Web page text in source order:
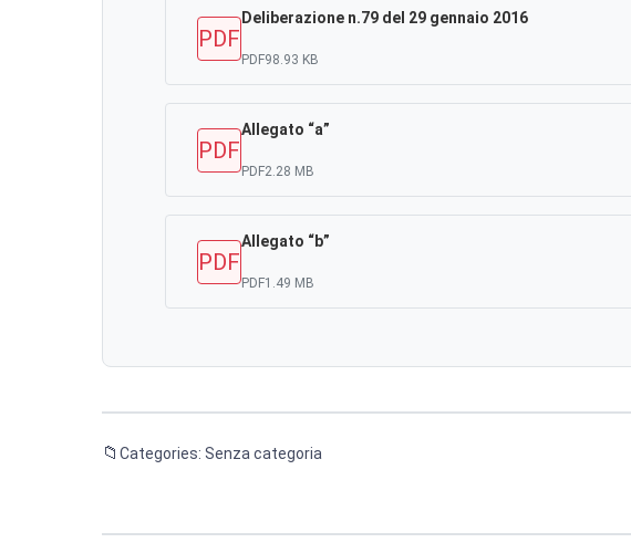
PDF
Deliberazione n.79 del 29 gennaio 2016
PDF98.93 KB
PDF
Allegato “a”
PDF2.28 MB
PDF
Allegato “b”
PDF1.49 MB
Categories: Senza categoria